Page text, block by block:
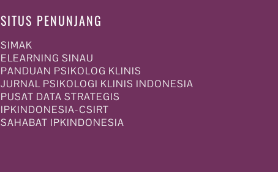
SITUS PENUNJANG
SIMAK
ELEARNING SINAU
PANDUAN PSIKOLOG KLINIS
JURNAL PSIKOLOGI KLINIS INDONESIA
PUSAT DATA STRATEGIS
IPKINDONESIA-CSIRT
SAHABAT IPKINDONESIA